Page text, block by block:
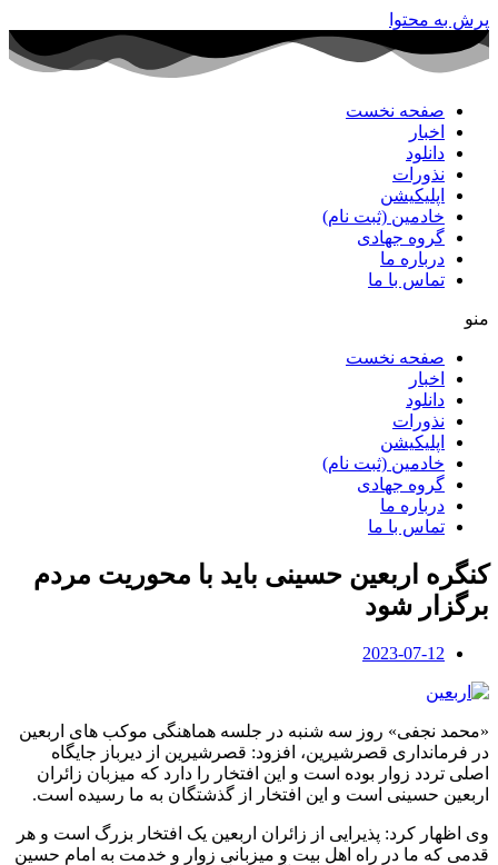
پرش به محتوا
صفحه نخست
اخبار
دانلود
نذورات
اپلیکیشن
خادمین (ثبت نام)
گروه جهادی
درباره ما
تماس با ما
منو
صفحه نخست
اخبار
دانلود
نذورات
اپلیکیشن
خادمین (ثبت نام)
گروه جهادی
درباره ما
تماس با ما
کنگره اربعین حسینی باید با محوریت مردم
برگزار شود
2023-07-12
«محمد نجفی» روز سه شنبه در جلسه هماهنگی موکب های اربعین
در فرمانداری قصرشیرین، افزود: قصرشیرین از دیرباز جایگاه
اصلی تردد زوار بوده است و این افتخار را دارد که میزبان زائران
اربعین حسینی است و این افتخار از گذشتگان به ما رسیده است.
وی اظهار کرد: پذیرایی از زائران اربعین یک افتخار بزرگ است و هر
قدمی که ما در راه اهل بیت و میزبانی زوار و خدمت به امام حسین